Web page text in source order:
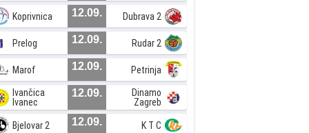
Koprivnica 12.09. Dubrava 2
Prelog 12.09. Rudar 2
Marof 12.09. Petrinja
Ivančica
Ivanec
12.09.
Dinamo
Zagreb
Bjelovar 2 12.09. K T C